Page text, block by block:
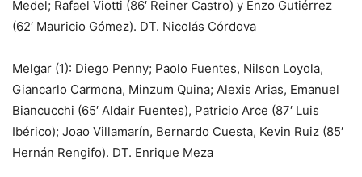
Medel; Rafael Viotti (86′ Reiner Castro) y Enzo Gutiérrez
(62′ Mauricio Gómez). DT. Nicolás Córdova
Melgar (1): Diego Penny; Paolo Fuentes, Nilson Loyola,
Giancarlo Carmona, Minzum Quina; Alexis Arias, Emanuel
Biancucchi (65′ Aldair Fuentes), Patricio Arce (87′ Luis
Ibérico); Joao Villamarín, Bernardo Cuesta, Kevin Ruiz (85′
Hernán Rengifo). DT. Enrique Meza